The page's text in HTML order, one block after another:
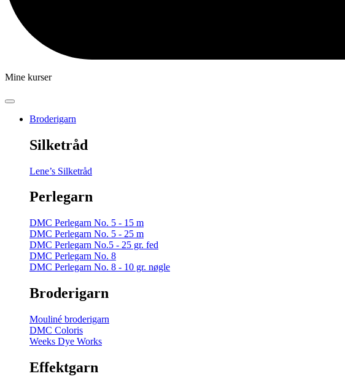
Mine kurser
Broderigarn
Silketråd
Lene’s Silketråd
Perlegarn
DMC Perlegarn No. 5 - 15 m
DMC Perlegarn No. 5 - 25 m
DMC Perlegarn No.5 - 25 gr. fed
DMC Perlegarn No. 8
DMC Perlegarn No. 8 - 10 gr. nøgle
Broderigarn
Mouliné broderigarn
DMC Coloris
Weeks Dye Works
Effektgarn